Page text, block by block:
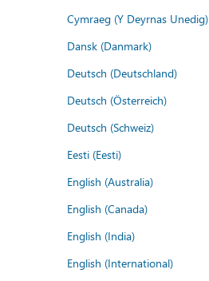
Cymraeg (Y Deyrnas Unedig)
Dansk (Danmark)
Deutsch (Deutschland)
Deutsch (Österreich)
Deutsch (Schweiz)
Eesti (Eesti)
English (Australia)
English (Canada)
English (India)
English (International)